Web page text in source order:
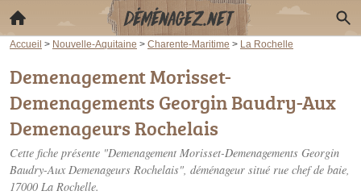
Accueil > Nouvelle-Aquitaine > Charente-Maritime > La Rochelle
Demenagement Morisset-
Demenagements Georgin Baudry-Aux
Demenageurs Rochelais
Cette fiche présente "Demenagement Morisset-Demenagements Georgin
Baudry-Aux Demenageurs Rochelais", déménageur situé rue chef de baie,
17000 La Rochelle.